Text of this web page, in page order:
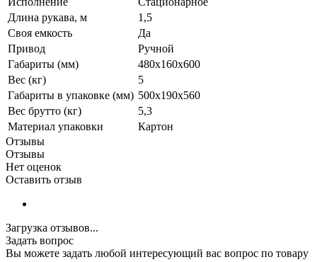
Длина рукава, м
1,5
Своя емкость
Да
Привод
Ручной
Габариты (мм)
480x160x600
Вес (кг)
5
Габариты в упаковке (мм) 500x190x560
Вес брутто (кг)
5,3
Материал упаковки
Картон
Отзывы
Отзывы
Нет оценок
Оставить отзыв
Загрузка отзывов...
Задать вопрос
Вы можете задать любой интересующий вас вопрос по товару